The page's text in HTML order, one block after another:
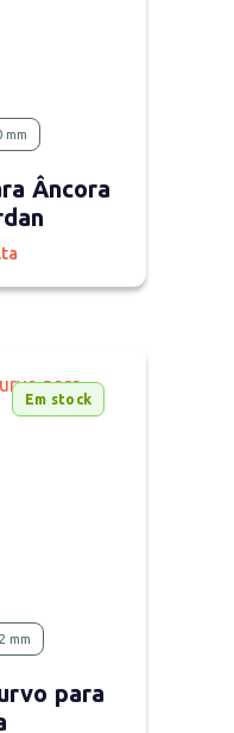
mm
Âncora
Em stock
mm
para